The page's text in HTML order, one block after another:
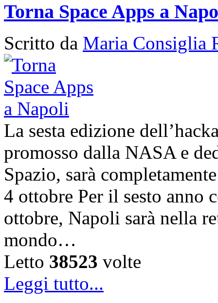
Torna Space Apps a
Scritto da Maria Consiglia
La sesta edizione
promosso dalla NASA e
Spazio, sarà
4 ottobre Per il sesto anno
ottobre, Napoli sarà nella
mondo…
Letto 38523 volte
Leggi tutto...